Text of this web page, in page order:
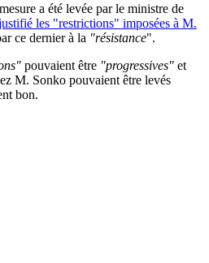
a été levée par le ministre de
les "restrictions" imposées à M.
ce dernier à la "résistance".
pouvaient être "progressives" et
M. Sonko pouvaient être levés
bon.